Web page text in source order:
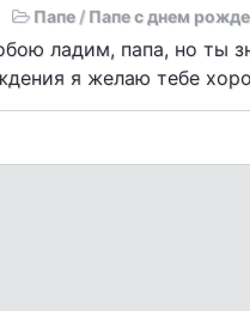
Папе / Папе с днем
ладим, папа, но ты
я желаю тебе